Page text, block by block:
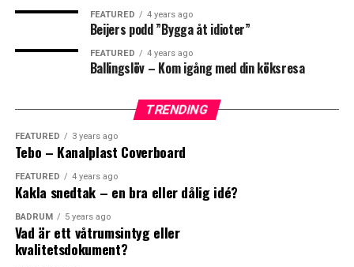
0
Points
What's Your Reaction?
0
Samtliga Sunny uteduschar med kulled i duschhuvudet
för att enkelt kunna vinklas efter önskemål.
Konstruktionen för denna utomhusdusch är enkel, dock
genial: Det svarta plaströret fylls med kallvatten från
trädgårdsslangen som i sin tur värms upp av solen. Vid
duschning tas vatten både från trädgårdsslangen samt
FEATURED 4 years ago
Beijers podd ”Bygga åt idioter”
FEATURED 4 years ago
Ballingslöv – Kom igång med din köksresa
TRENDING
FEATURED 3 years ago
Tebo – Kanalplast Coverboard
FEATURED 4 years ago
Kakla snedtak – en bra eller dålig idé?
BADRUM 5 years ago
Vad är ett våtrumsintyg eller
kvalitetsdokument?